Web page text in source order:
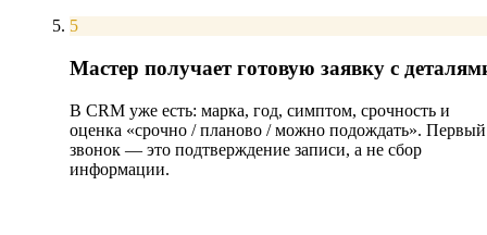
5
Мастер получает готовую заявку с
В CRM уже есть: марка, год, симптом, срочность и
оценка «срочно / планово / можно подождать». Первый
звонок — это подтверждение записи, а не сбор
информации.